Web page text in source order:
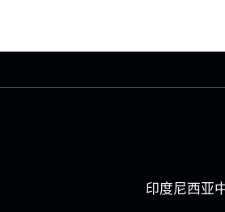
印度尼西亚